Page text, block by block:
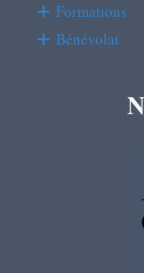
Formations
Bénévolat